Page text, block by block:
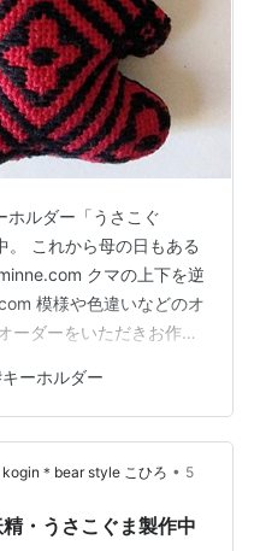
ホルダー「うさこぐ
。 これから母の日もある
クマの上下を逆
模様や色違いなどのオ
ーダーをいただきお作り
作の、kogin＊bear
黒の糸で「豆こ」を刺し
き、 模様を「うろこ型の
ご要望。 こちらの模様
あと、結婚のお…
キーホルダー
＊bear style こひろ • 5
・うさこぐま製作中